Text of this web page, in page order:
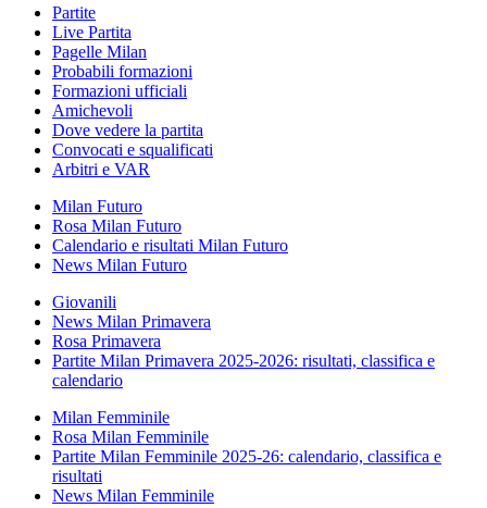
Partite
Live Partita
Pagelle Milan
Probabili formazioni
Formazioni ufficiali
Amichevoli
Dove vedere la partita
Convocati e squalificati
Arbitri e VAR
Milan Futuro
Rosa Milan Futuro
Calendario e risultati Milan Futuro
News Milan Futuro
Giovanili
News Milan Primavera
Rosa Primavera
Partite Milan Primavera 2025-2026: risultati, classifica e
calendario
Milan Femminile
Rosa Milan Femminile
Partite Milan Femminile 2025-26: calendario, classifica e
risultati
News Milan Femminile